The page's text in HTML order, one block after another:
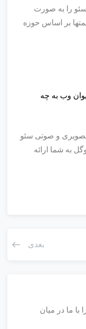
سئو را به صورت
بر اساس حوزه
وب به چه
تصویری و صوتی سئو
به شما ارائه
بعدی
با ما در میان